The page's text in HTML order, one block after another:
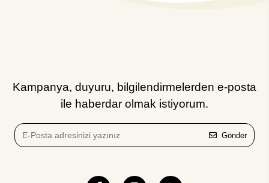
Kampanya, duyuru, bilgilendirmelerden e-posta
ile haberdar olmak istiyorum.
Gönder